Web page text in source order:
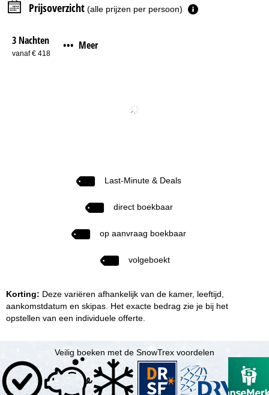
Prijsoverzicht (alle prijzen per persoon)
3 Nachten
vanaf € 418
••• Meer
Last-Minute & Deals
direct boekbaar
op aanvraag boekbaar
volgeboekt
Korting: Deze variëren afhankelijk van de kamer, leeftijd,
aankomstdatum en skipas. Het exacte bedrag zie je bij het
opstellen van een individuele offerte.
Veilig boeken met de SnowTrex voordelen